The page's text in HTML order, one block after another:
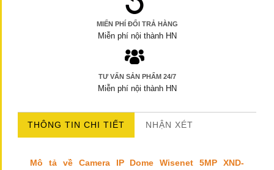
MIẾN PHÍ ĐỔI TRẢ HÀNG
Miễn phí nội thành HN
TƯ VẤN SẢN PHẨM 24/7
Miễn phí nội thành HN
THÔNG TIN CHI TIẾT NHẬN XÉT
Mô tả về Camera IP Dome Wisenet 5MP XND-